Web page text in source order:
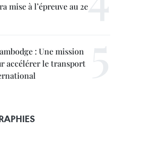
mise à l’épreuve au 2e
: Une mission
accélérer le transport